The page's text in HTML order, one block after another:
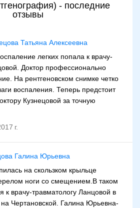
- последние
отзывы
Татьяна Алексеевна
легких попала к врачу-
Доктор профессионально
На рентгеновском снимке четко
воспаления. Теперь предстоит
Кузнецовой за точную
г.
Галина Юрьевна
на скользком крыльце
ноги со смещением.В таком
к врачу-травматологу Ланцовой в
на Чертановской. Галина Юрьевна-